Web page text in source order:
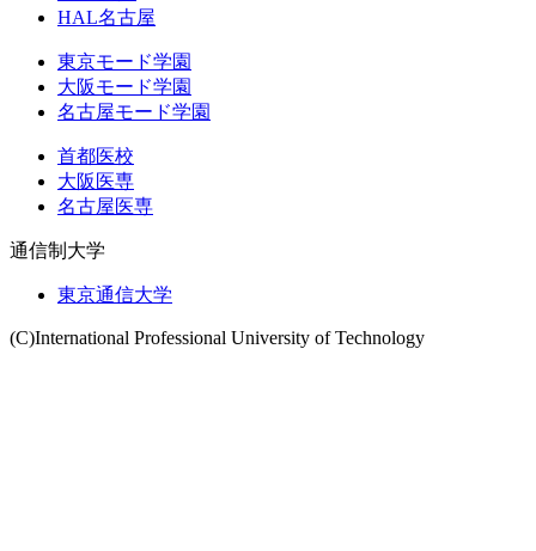
HAL名古屋
東京モード学園
大阪モード学園
名古屋モード学園
首都医校
大阪医専
名古屋医専
通信制大学
東京通信大学
(C)International Professional University of Technology